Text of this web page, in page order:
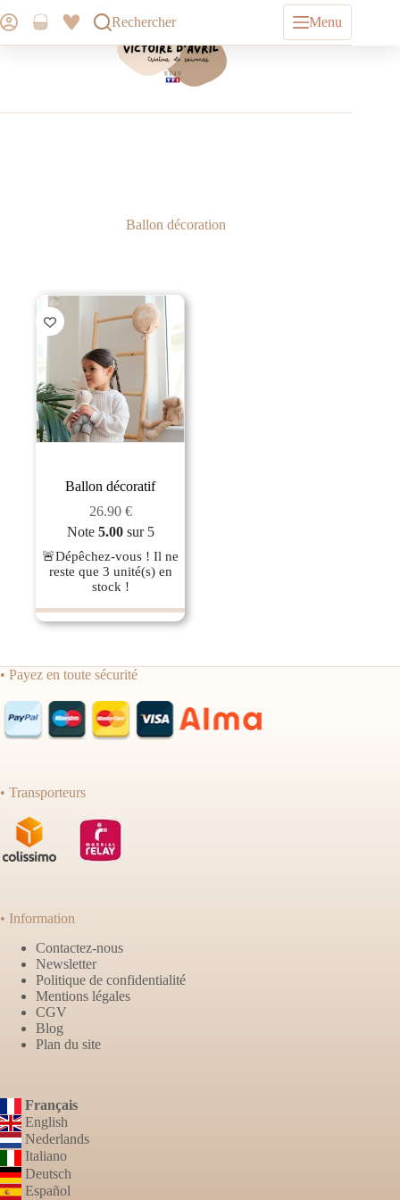
Rechercher Menu
Ballon décoration
Ballon décoratif
26.90 €
Note 5.00sur 5
🚨Dépêchez-vous ! Il ne
reste que 3 unité(s) en
stock !
• Payez en toute sécurité
• Transporteurs
• Information
Contactez-nous
Newsletter
Politique de confidentialité
Mentions légales
CGV
Blog
Plan du site
Français
English
Nederlands
Italiano
Deutsch
Español